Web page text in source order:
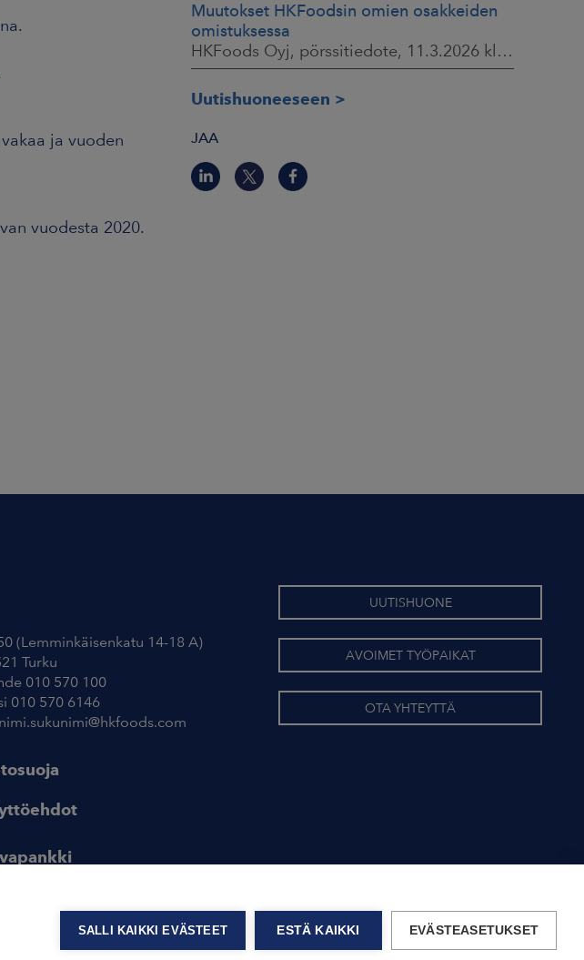
ja vuoden
vuodesta 2020.
Muutokset HKFoodsin omien osakkeiden
omistuksessa
HKFoods Oyj, pörssitiedote, 11.3.2026 klo 15.00
Uutishuoneeseen
JAA
(Lemminkäisenkatu 14-18 A)
Turku
010 570 100
010 570 6146
UUTISHUONE
AVOIMET TYÖPAIKAT
OTA YHTEYTTÄ
SALLI KAIKKI EVÄSTEET ESTÄ KAIKKI EVÄSTEASETUKSET